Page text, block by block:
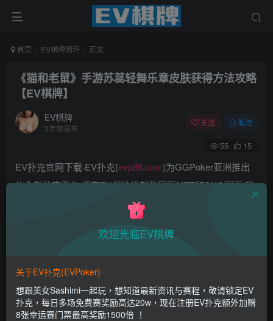
首页 EV棋牌测评 正文
《猫和老鼠》手游苏蕊轻舞乐章皮肤获得方法攻略
【EV棋牌】
EV棋牌
3年前发布
关注 私信
55 15
EV扑克官网下载·EV扑克(evp86.com)为GGPoker亚洲推出
的全新扑克平台,拥有EV保险机制及国际MTT和SNG赛事,我
们具备完善的国际认可,致力提供国内最公平与公正的竞技环
EV扑克|EV扑克官网|EV扑克下载|EV扑克电脑版|EV扑克娱
乐场|EV扑克小游戏——EV扑克导航(www.evpks.com)
EV扑克|EV扑克官网|EV扑克娱乐场|EV扑克保险|EV扑克娱
乐场|EV扑克游戏网址发布页——EV扑克下载
(www.evpk66.com)
欢迎光临EV棋牌
关于EV扑克(EVPoker)
想跟美女Sashimi一起玩，想知道最新资讯与赛程，敬请锁定EV
扑克，每日多场免费赛奖励高达20w，现在注册EV扑克额外加赠
8张幸运赛门票最高奖励1500倍 ！